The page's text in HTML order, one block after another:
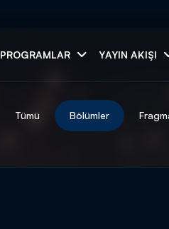
PROGRAMLAR YAYIN AKIŞI
ARAMA SONUÇLARI
Tümü Bölümler